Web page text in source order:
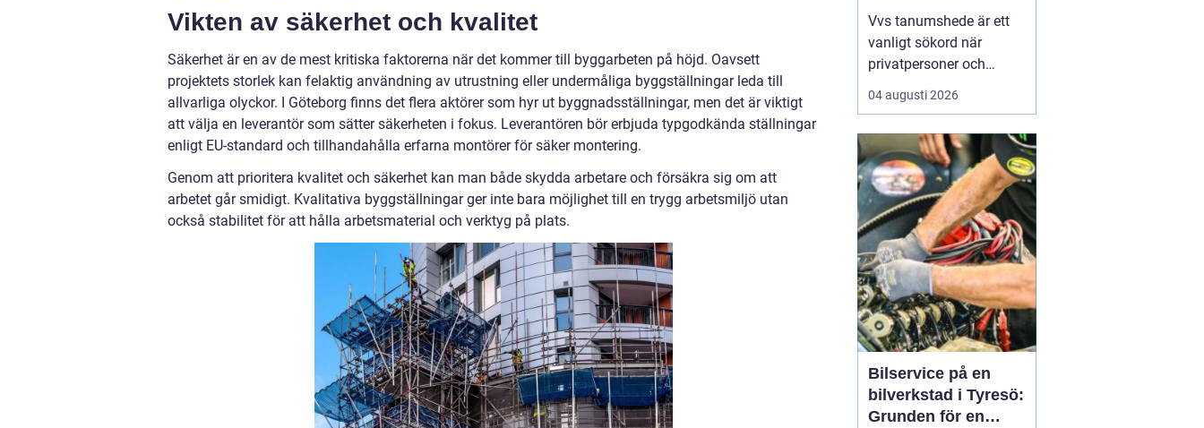
Vikten av säkerhet och kvalitet
Säkerhet är en av de mest kritiska faktorerna när det kommer till byggarbeten på höjd. Oavsett
projektets storlek kan felaktig användning av utrustning eller undermåliga byggställningar leda till
allvarliga olyckor. I Göteborg finns det flera aktörer som hyr ut byggnadsställningar, men det är viktigt
att välja en leverantör som sätter säkerheten i fokus. Leverantören bör erbjuda typgodkända ställningar
enligt EU-standard och tillhandahålla erfarna montörer för säker montering.
Genom att prioritera kvalitet och säkerhet kan man både skydda arbetare och försäkra sig om att
arbetet går smidigt. Kvalitativa byggställningar ger inte bara möjlighet till en trygg arbetsmiljö utan
också stabilitet för att hålla arbetsmaterial och verktyg på plats.
Vvs tanumshede är ett
vanligt sökord när
privatpersoner och
företag behöver hjälp
med värme, vatten och
Många undrar vad som
skiljer en seriös vvs
partner från en tillfällig
lösning, hur en
installation bör gå till
och vilka...
04 augusti 2026
Bilservice på en
bilverkstad i Tyresö:
Grunden för en